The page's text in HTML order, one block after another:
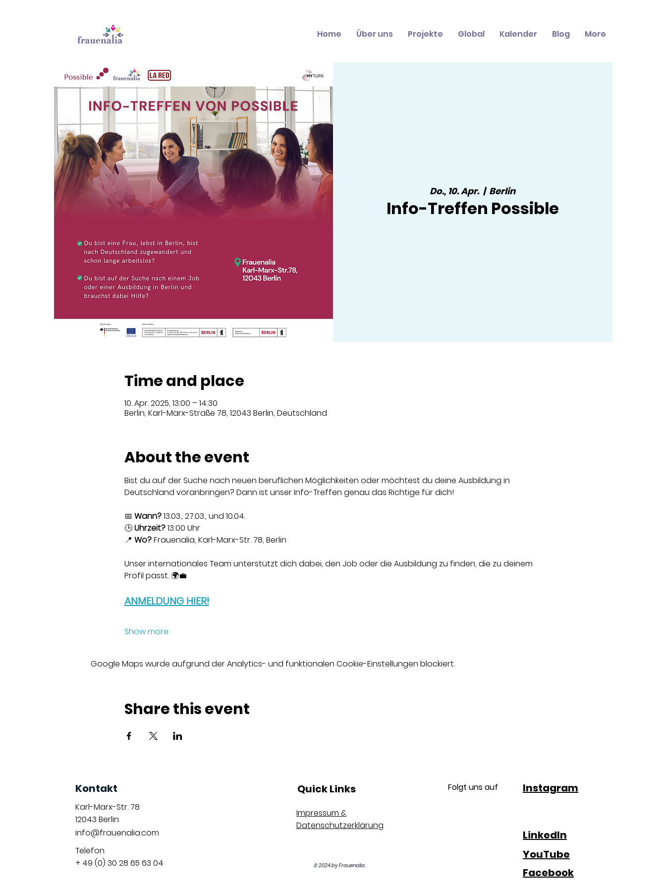
Home Über uns Projekte Global Kalender Blog More
Do., 10. Apr.
  |
Berlin
Info-Treffen Possible
Time and place
10. Apr. 2025, 13:00 – 14:30
Berlin, Karl-Marx-Straße 78, 12043 Berlin, Deutschland
About the event
Bist du auf der Suche nach neuen beruflichen Möglichkeiten oder möchtest du deine Ausbildung in
Deutschland voranbringen? Dann ist unser Info-Treffen genau das Richtige für dich!
📅 Wann? 13.03., 27.03., und 10.04.
🕒 Uhrzeit? 13:00 Uhr
📍 Wo? Frauenalia, Karl-Marx-Str. 78, Berlin
Unser internationales Team unterstützt dich dabei, den Job oder die Ausbildung zu finden, die zu deinem
Profil passt. 🌍💼
ANMELDUNG HIER!
Show more
Google Maps wurde aufgrund der Analytics- und funktionalen Cookie-Einstellungen blockiert.
Share this event
Kontakt
Karl-Marx-Str. 78
12043 Berlin
info@frauenalia.com
Telefon
+ 49 (0) 30 28 65 63 04
Quick Links
Impressum &
Datenschutzerklärung
Folgt uns auf Instagram
LinkedIn
YouTube
Facebook
© 2024 by Frauenalia.